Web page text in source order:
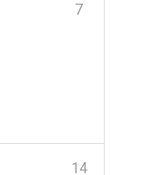
7
14